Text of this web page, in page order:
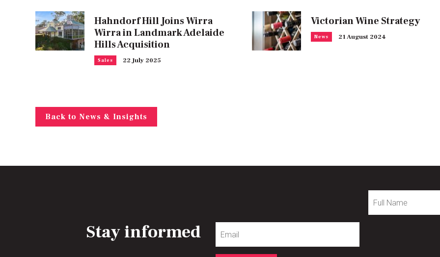
Hahndorf Hill Joins Wirra
Wirra in Landmark Adelaide
Hills Acquisition
Sales 22 July 2025
Victorian Wine Strategy
News 21 August 2024
Back to News & Insights
Stay informed
Name